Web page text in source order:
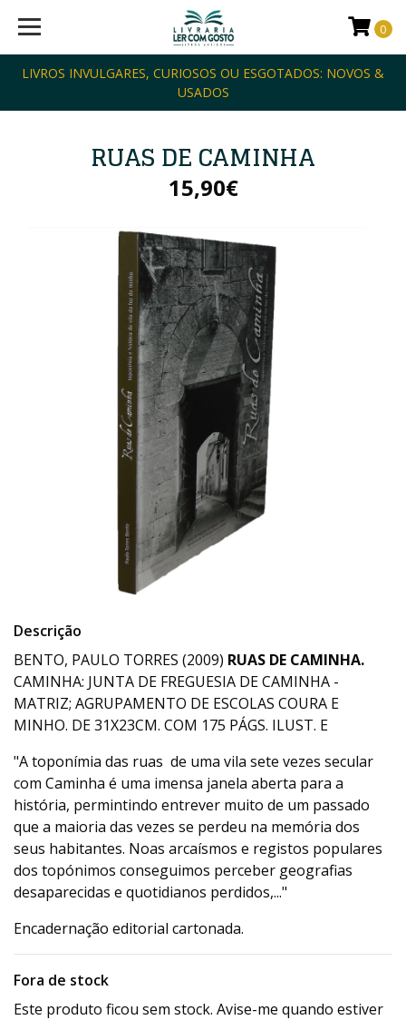
LIVROS INVULGARES, CURIOSOS OU ESGOTADOS: NOVOS &
USADOS
0
RUAS DE CAMINHA
15,90€
Descrição
BENTO, PAULO TORRES (2009) RUAS DE CAMINHA.
CAMINHA: JUNTA DE FREGUESIA DE CAMINHA -
MATRIZ; AGRUPAMENTO DE ESCOLAS COURA E
MINHO. DE 31X23CM. COM 175 PÁGS. ILUST. E
"A toponímia das ruas de uma vila sete vezes secular
com Caminha é uma imensa janela aberta para a
história, permintindo entrever muito de um passado
que a maioria das vezes se perdeu na memória dos
seus habitantes. Noas arcaísmos e registos populares
dos topónimos conseguimos perceber geografias
desaparecidas e quotidianos perdidos,..."
Encadernação editorial cartonada.
Fora de stock
Este produto ficou sem stock. Avise-me quando estiver